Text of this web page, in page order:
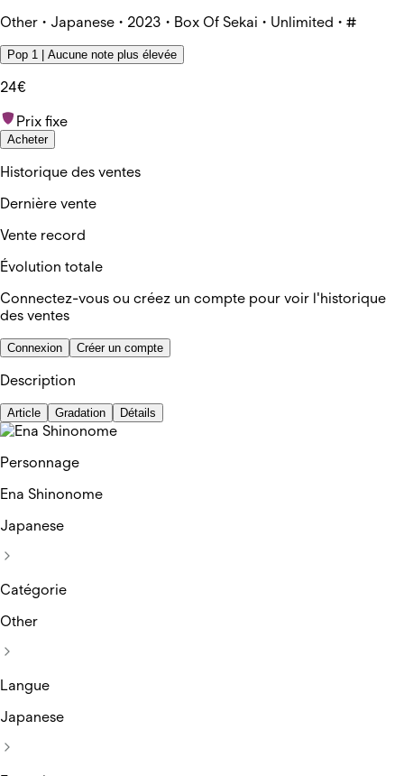
Other • Japanese • 2023 • Box Of Sekai • Unlimited • #
Pop 1 | Aucune note plus élevée
24€
Prix fixe
Acheter
Historique des ventes
Dernière vente
Vente record
Évolution totale
Connectez-vous ou créez un compte pour voir l'historique
des ventes
Connexion Créer un compte
Description
Article Gradation Détails
Personnage
Ena Shinonome
Japanese
Catégorie
Other
Langue
Japanese